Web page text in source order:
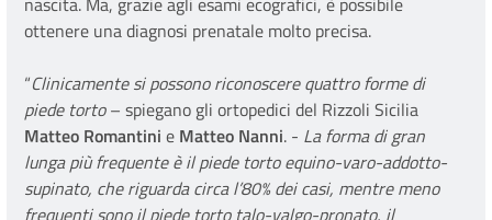
ottenere una diagnosi prenatale molto precisa.
“Clinicamente si possono riconoscere quattro forme di
piede torto– spiegano gli ortopedici del Rizzoli Sicilia
Matteo Romantini e Matteo Nanni. - La forma di gran
lunga più frequente è il piede torto equino-varo-addotto-
supinato, che riguarda circa l’80% dei casi, mentre meno